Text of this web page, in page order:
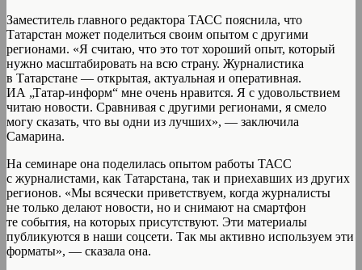
Заместитель главного редактора ТАСС пояснила, что
Татарстан может поделиться своим опытом с другими
регионами. «Я считаю, что это тот хороший опыт, который
нужно масштабировать на всю страну. Журналистика
в Татарстане — открытая, актуальная и оперативная.
ИА „Татар-информ“ мне очень нравится. Я с удовольствием
читаю новости. Сравнивая с другими регионами, я смело
могу сказать, что вы одни из лучших», — заключила
Самарина.
На семинаре она поделилась опытом работы ТАСС
с журналистами, как Татарстана, так и приехавших из других
регионов. «Мы всячески приветствуем, когда журналисты
не только делают новости, но и снимают на смартфон
те события, на которых присутствуют. Эти материалы
публикуются в наши соцсети. Так мы активно используем эти
форматы», — сказала она.